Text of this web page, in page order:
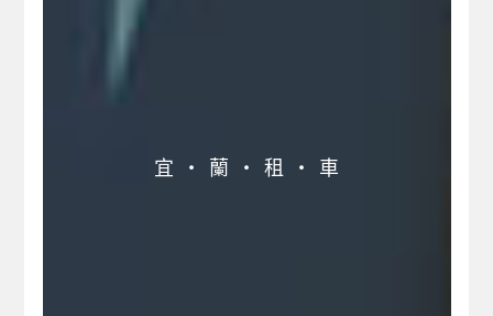
宜 ‧ 蘭 ‧ 租 ‧ 車